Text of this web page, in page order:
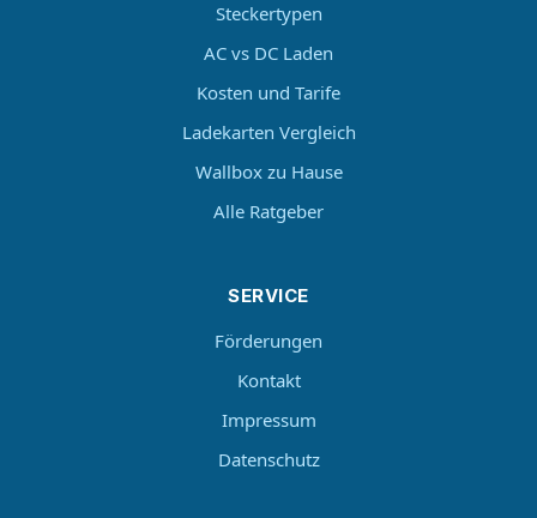
Steckertypen
AC vs DC Laden
Kosten und Tarife
Ladekarten Vergleich
Wallbox zu Hause
Alle Ratgeber
SERVICE
Förderungen
Kontakt
Impressum
Datenschutz